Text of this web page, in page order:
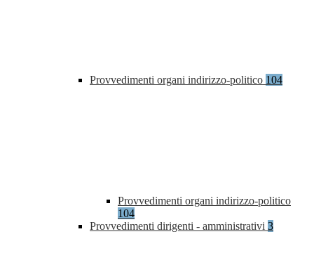
Provvedimenti organi indirizzo-politico 104
Provvedimenti organi indirizzo-politico
104
Provvedimenti dirigenti - amministrativi 3